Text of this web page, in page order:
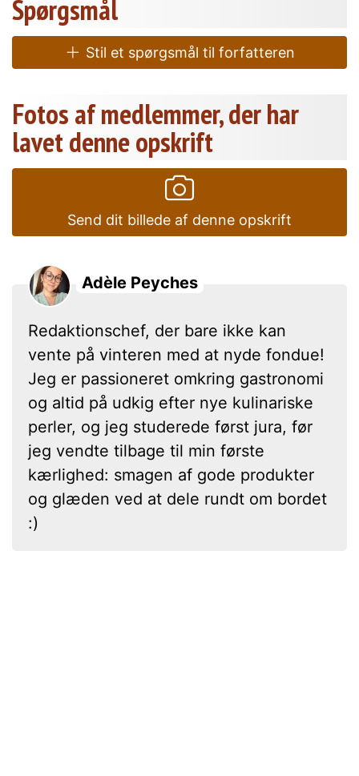
Spørgsmål
Stil et spørgsmål til forfatteren
Fotos af medlemmer, der har
lavet denne opskrift
Send dit billede af denne opskrift
Adèle Peyches
Redaktionschef, der bare ikke kan
vente på vinteren med at nyde fondue!
Jeg er passioneret omkring gastronomi
og altid på udkig efter nye kulinariske
perler, og jeg studerede først jura, før
jeg vendte tilbage til min første
kærlighed: smagen af gode produkter
og glæden ved at dele rundt om bordet
:)